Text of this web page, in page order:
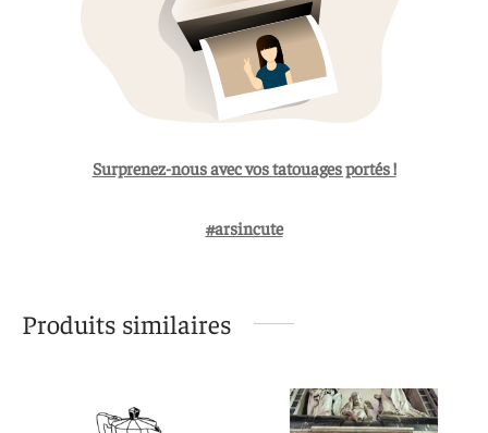
Surprenez-nous avec vos tatouages portés !
#arsincute
Produits similaires